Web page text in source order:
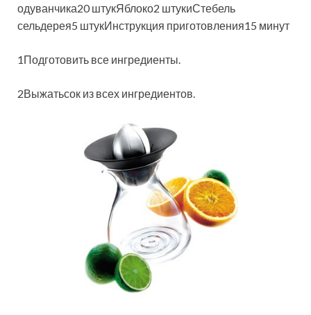
одуванчика20 штукЯблоко2 штукиСтебель
сельдерея5 штукИнструкция приготовления15 минут
1Подготовить все ингредиенты.
2Выжатьсок из всех ингредиентов.